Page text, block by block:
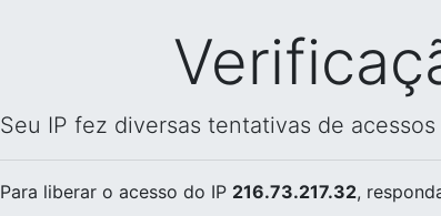
Seu IP fez diversas tentativas de
Para liberar o acesso do IP 216.73.217.32,